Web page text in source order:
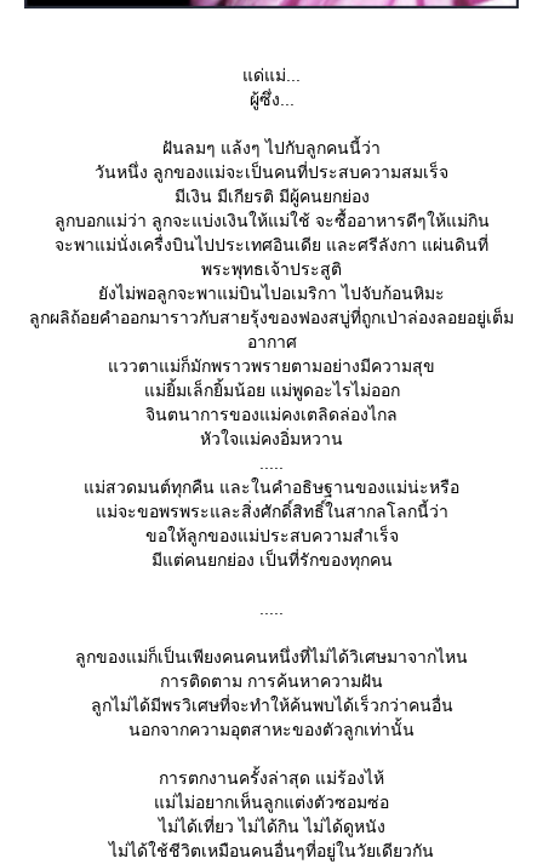
ด่แม่...
ผู้ซึ่ง...
ฝันลมๆ แล้งๆ ไปกับลูกคนนี้ว่า
วันหนึ่ง ลูกของแม่จะเป็นคนที่ประสบความสมเร็จ
มีเงิน มีเกียรติ มีผู้คนยกย่อง
ลูกบอกแม่ว่า ลูกจะแบ่งเงินให้แม่ใช้ จะซื้ออาหารดีๆให้แม่กิน
จะพาแม่นั่งเครื่งบินไปประเทศอินเดีย และศรีลังกา แผ่นดินที่
พระพุทธเจ้าประสูติ
ังไม่พอลูกจะพาแม่บินไปอเมริกา ไปจับก้อนหิมะ
ลูกผลิถ้อยคำออกมาราวกับสายรุ้งของฟองสบู่ที่ถูกเป่าล่องลอยอยู่เต็ม
อากาศ
ววตาแม่ก็มักพราวพรายตามอย่างมีความสุข
ม่ยิ้มเล็กยิ้มน้อย แม่พูดอะไรไม่ออก
จินตนาการของแม่คงเตลิดล่องไกล
หัวใจแม่คงอิ่มหวาน
.....
ม่สวดมนต์ทุกคืน และในคำอธิษฐานของแม่น่ะหรือ
ม่จะขอพรพระและสิ่งศักดิ์สิทธิ์ในสากลโลกนี้ว่า
ขอให้ลูกของแม่ประสบความสำเร็จ
มีแต่คนยกย่อง เป็นที่รักของทุกคน
.....
ลูกของแม่ก็เป็นเพียงคนคนหนึ่งที่ไม่ได้วิเศษมาจากไหน
การติดตาม การค้นหาความฝัน
ลูกไม่ได้มีพรวิเศษที่จะทำให้ค้นพบได้เร็วกว่าคนอื่น
นอกจากความอุตสาหะของตัวลูกเท่านั้น
การตกงานครั้งล่าสุด แม่ร้องไห้
ม่ไม่อยากเห็นลูกแต่งตัวซอมซ่อ
ไม่ได้เที่ยว ไม่ได้กิน ไม่ได้ดูหนัง
ไม่ได้ใช้ชีวิตเหมือนคนอื่นๆที่อยู่ในวัยเดียวกัน